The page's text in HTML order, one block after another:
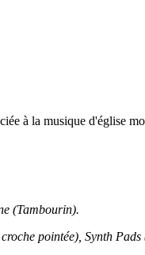
à la musique d'église
(Tambourin).
pointée), Synth